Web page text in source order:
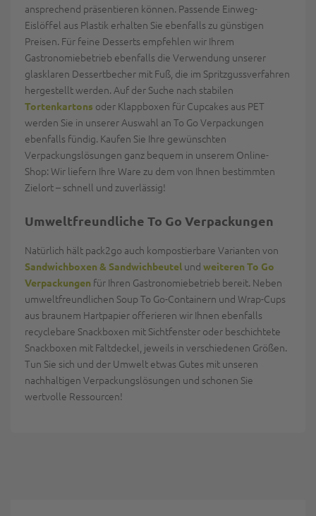
ansprechend präsentieren können. Passende Einweg-
Eislöffel aus Plastik erhalten Sie ebenfalls zu günstigen
Preisen. Für feine Desserts empfehlen wir Ihrem
Gastronomiebetrieb ebenfalls die Verwendung unserer
glasklaren Dessertbecher mit Fuß, die im Spritzgussverfahren
hergestellt werden. Auf der Suche nach stabilen
Tortenkartons oder Klappboxen für Cupcakes aus PET
werden Sie in unserer Auswahl an To Go Verpackungen
ebenfalls fündig. Kaufen Sie Ihre gewünschten
Verpackungslösungen ganz bequem in unserem Online-
Shop: Wir liefern Ihre Ware zu dem von Ihnen bestimmten
Zielort – schnell und zuverlässig!
Umweltfreundliche To Go Verpackungen
Natürlich hält pack2go auch kompostierbare Varianten von
Sandwichboxen & Sandwichbeutel und weiteren To Go
Verpackungen für Ihren Gastronomiebetrieb bereit. Neben
umweltfreundlichen Soup To Go-Containern und Wrap-Cups
aus braunem Hartpapier offerieren wir Ihnen ebenfalls
recyclebare Snackboxen mit Sichtfenster oder beschichtete
Snackboxen mit Faltdeckel, jeweils in verschiedenen Größen.
Tun Sie sich und der Umwelt etwas Gutes mit unseren
nachhaltigen Verpackungslösungen und schonen Sie
wertvolle Ressourcen!